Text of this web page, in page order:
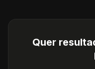
Quer